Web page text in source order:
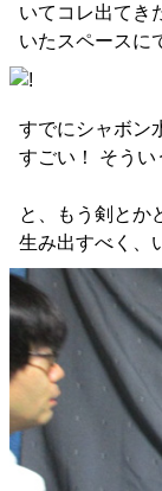
いてコレ出てき
いたスペースに
すでにシャボン
すごい！ そうい
と、もう剣とか
生み出すべく、